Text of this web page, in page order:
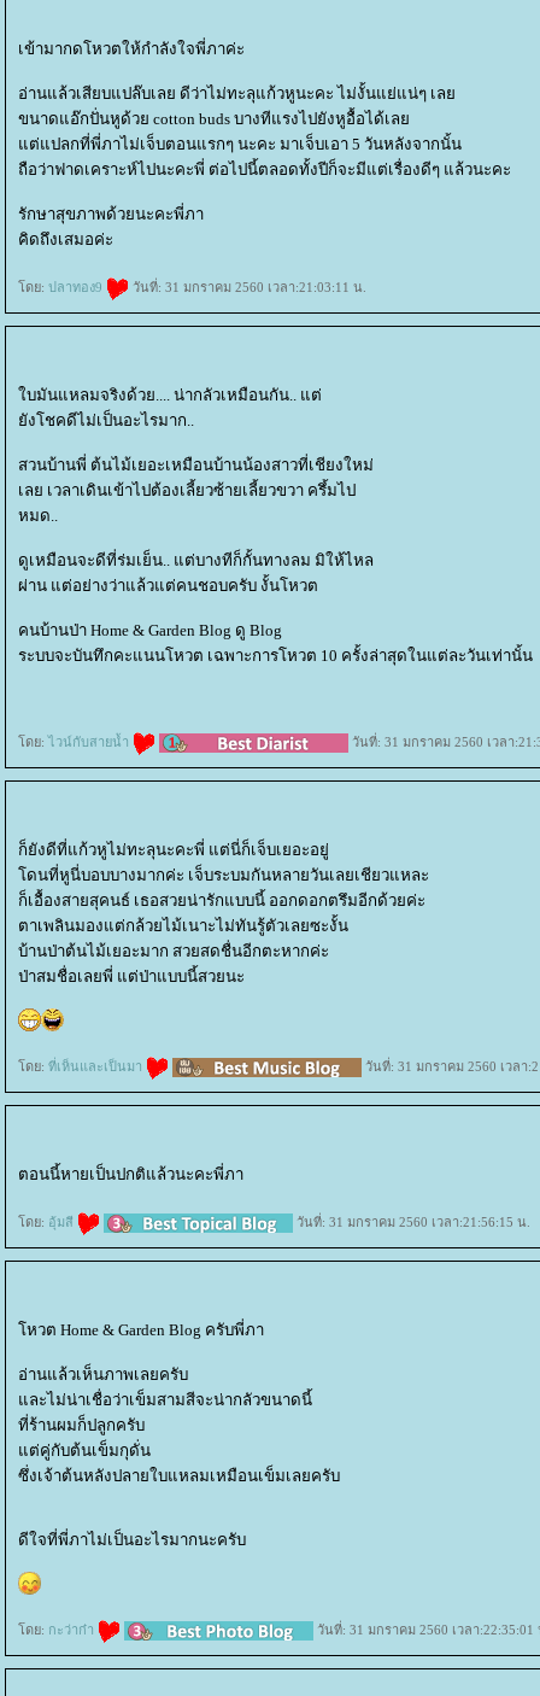
เข้ามากดโหวตให้กำลังใจพี่ภาค่ะ
อ่านแล้วเสียบแปล๊บเลย ดีว่าไม่ทะลุแก้วหูนะคะ ไม่งั้นแย่แน่ๆ เล
ขนาดแอ๊กปั่นหูด้วย cotton buds บางทีแรงไปยังหูอื้อได้เล
ต่แปลกที่พี่ภาไม่เจ็บตอนแรกๆ นะคะ มาเจ็บเอา 5 วันหลังจากนั้น
ถือว่าฟาดเคราะห์ไปนะคะพี่ ต่อไปนี้ตลอดทั้งปีก็จะมีแต่เรื่องดีๆ แล้วนะคะ
รักษาสุขภาพด้วยนะคะพี่ภา
คิดถึงเสมอค่ะ
ดย: ปลาทอง9 วันที่: 31 มกราคม 2560 เวลา:21:03:11 น.
บมันแหลมจริงด้วย.... น่ากลัวเหมือนกัน.. แต่
ังโชคดีไม่เป็นอะไรมาก..
สวนบ้านพี่ ต้นไม้เยอะเหมือนบ้านน้องสาวที่เชียงใหม่
เลย เวลาเดินเข้าไปต้องเลี้ยวซ้ายเลี้ยวขวา ครึ้มไป
หมด..
ดูเหมือนจะดีที่ร่มเย็น.. แต่บางทีก็กั้นทางลม มิให้ไหล
ผ่าน แต่อย่างว่าแล้วแต่คนชอบครับ งั้นโหวต
คนบ้านป่า Home & Garden Blog ดู Blog
ระบบจะบันทึกคะแนนโหวต เฉพาะการโหวต 10 ครั้งล่าสุดในแต่ละวันเท่านั้น
ดย:ไวน์กับสายน้ำ วันที่: 31 มกราคม 2560 เวลา
ก็ยังดีที่แก้วหูไม่ทะลุนะคะพี่ แต่นี่ก็เจ็บเยอะอยู่
ดนที่หูนี่บอบบางมากค่ะ เจ็บระบมกันหลายวันเลยเชียวแหละ
ก็เอื้องสายสุคนธ์ เธอสวยน่ารักแบบนี้ ออกดอกตรึมอีกด้วยค่ะ
ตาเพลินมองแต่กล้วยไม้เนาะไม่ทันรู้ตัวเลยซะงั้น
บ้านป่าต้นไม้เยอะมาก สวยสดชื่นอีกตะหากค่ะ
ป่าสมชื่อเลยพี่ แต่ป่าแบบนี้สวยนะ
ดย: ที่เห็นและเป็นมา วันที่: 31 มกราคม 2560 เวลา
ตอนนี้หายเป็นปกติแล้วนะคะพี่ภา
ดย: อุ้มสี วันที่: 31 มกราคม 2560 เวลา:21:56:15 น.
หวต Home & Garden Blog ครับพี่ภา
อ่านแล้วเห็นภาพเลยครับ
ละไม่น่าเชื่อว่าเข็มสามสีจะน่ากลัวขนาดนี้
ที่ร้านผมก็ปลูกครับ
ต่คู่กับต้นเข็มกุดั่น
ซึ่งเจ้าต้นหลังปลายใบแหลมเหมือนเข็มเลยครับ
ดีใจที่พี่ภาไม่เป็นอะไรมากนะครับ
ดย: กะว่าก๋า วันที่: 31 มกราคม 2560 เวลา:22:35:01